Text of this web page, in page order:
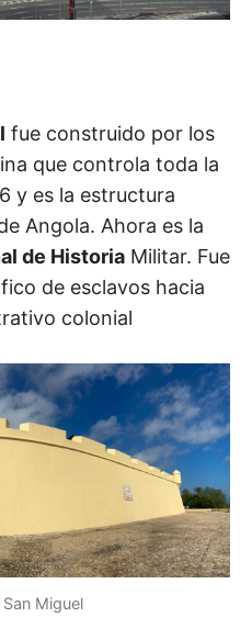
fue construido por los
que controla toda la
y es la estructura
Angola. Ahora es la
de Historia Militar. Fue
de esclavos hacia
colonial
Miguel